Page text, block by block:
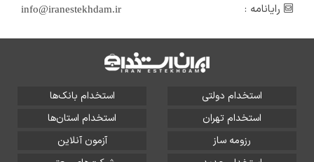
رایانامه :
info@iranestekhdam.ir
استخدام دولتی
استخدام بانک‌ها
استخدام تهران
استخدام استان‌ها
رزومه ساز
آزمون آنلاین